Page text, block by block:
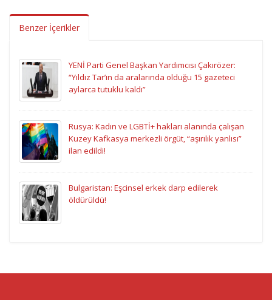
Benzer İçerikler
YENİ Parti Genel Başkan Yardımcısı Çakırözer:
“Yıldız Tar’ın da aralarında olduğu 15 gazeteci
aylarca tutuklu kaldı”
Rusya: Kadın ve LGBTİ+ hakları alanında çalışan
Kuzey Kafkasya merkezli örgüt, “aşırılık yanlısı”
ilan edildi!
Bulgaristan: Eşcinsel erkek darp edilerek
öldürüldü!